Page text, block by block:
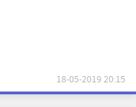
18-05-2019 20:15